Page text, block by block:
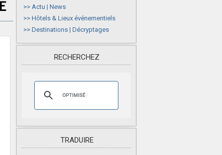
>> Actu | News
>> Hôtels & Lieux événementiels
>> Destinations | Décryptages
RECHERCHEZ
TRADUIRE